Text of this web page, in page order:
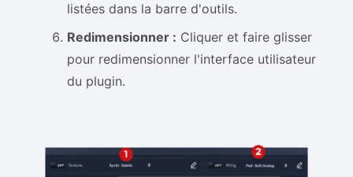
listées dans la barre d'outils.
Redimensionner : Cliquer et faire glisser
pour redimensionner l'interface utilisateur
du plugin.